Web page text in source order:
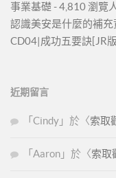
事業基礎- 4,810 瀏覽
認識美安是什麼的補充
CD04|成功五要訣[JR
近期留言
「 Cindy 」於〈索取
「 Aaron 」於〈索取